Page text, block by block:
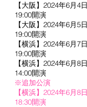
【大阪】2024年6月4
19:00開演
【大阪】2024年6月5
19:00開演
【横浜】2024年6月7
19:00開演
【横浜】2024年6月8
14:00開演
※追加公演
【横浜】2024年6月8
18:30開演